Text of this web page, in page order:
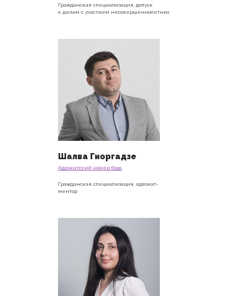
Гражданская специализация, допуск
к делам с участием несовершеннолетних
Шалва Гиоргадзе
Адвокатский номер 6595
Гражданская специализация, адвокат-
ментор